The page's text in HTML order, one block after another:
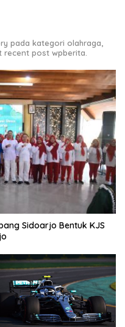
pada kategori olahraga,
recent post wpberita.
Sidoarjo Bentuk KJS